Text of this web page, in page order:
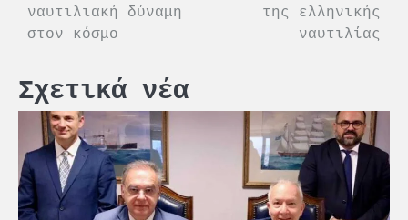
ναυτιλιακή δύναμη
στον κόσμο
της ελληνικής
ναυτιλίας
Σχετικά νέα